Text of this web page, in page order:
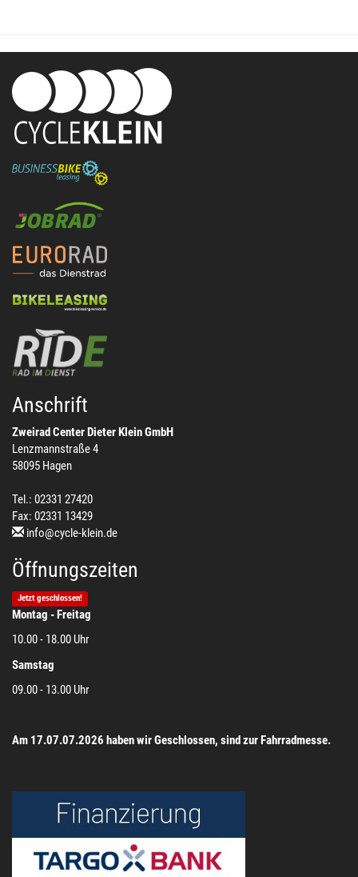
Anschrift
Zweirad Center Dieter Klein GmbH
Lenzmannstraße 4
58095 Hagen
Tel.: 02331 27420
Fax: 02331 13429
info@cycle-klein.de
Öffnungszeiten
Jetzt geschlossen!
Montag - Freitag
10.00 - 18.00 Uhr
Samstag
09.00 - 13.00 Uhr
Am 17.07.07.2026 haben wir Geschlossen, sind zur Fahrradmesse.